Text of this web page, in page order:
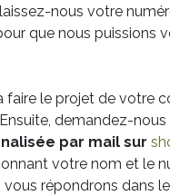
nous votre
que nous puissions
faire le projet de votre
demandez-nous
par mail sur
votre nom et le
répondrons dans